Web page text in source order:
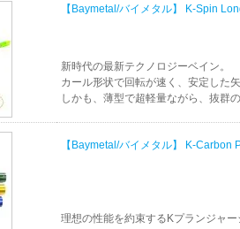
【Baymetal/バイメタル】 K-Spin
新時代の最新テクノロジーベイン。
カール形状で回転が速く、安定した矢
しかも、薄型で超軽量ながら、抜群の
【Baymetal/バイメタル】 K-
理想の性能を約束するKプランジャー